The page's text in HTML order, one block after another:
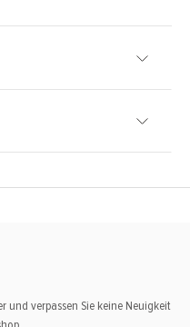
und verpassen Sie keine Neuigkeit